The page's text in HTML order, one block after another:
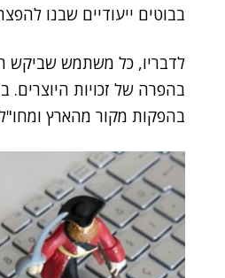
בבוטים ייעודיים שבנו
לדבריו, כל משתמש שביקש
בהפרה של זכויות היוצרים.
בהפקות מקור מהארץ